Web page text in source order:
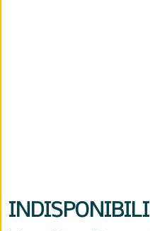
INDISPONIBILI